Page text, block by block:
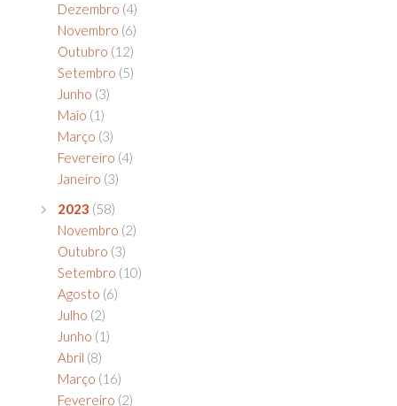
Dezembro (4)
Novembro (6)
Outubro (12)
Setembro (5)
Junho (3)
Maio (1)
Março (3)
Fevereiro (4)
Janeiro (3)
2023 (58)
Novembro (2)
Outubro (3)
Setembro (10)
Agosto (6)
Julho (2)
Junho (1)
Abril (8)
Março (16)
Fevereiro (2)